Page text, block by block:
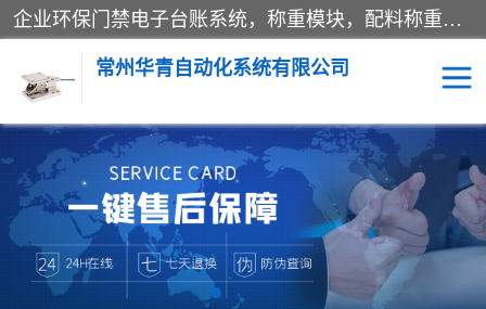
企业环保门禁电子台账系统，称重模块，配料称重系统,称重模块厂家,地磅称重系统,检重秤厂家 常州华青自动化主营：称重模块、无人值守称重系统、配料称重系统、地磅称重系统、检重秤、托利多称重模块等产品。各种称重软件，移动源环保门禁电子台账系统软件。 常州华青自动化系统有限公司7*24的电话支持服务、项目现场开发服务、新功能定制研发服务，产品培训、远程维护，现场安装调试工程等。
常州华青自动化系统有限公司
称重模块 称重仪表
手工配料系统 屠宰管理软件
自动化配料系统 称重贴标机